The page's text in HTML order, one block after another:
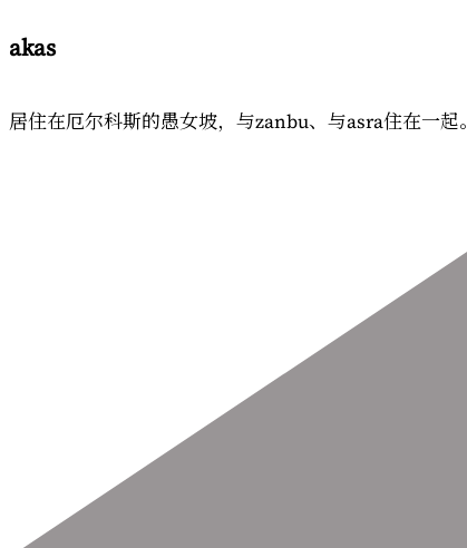
akas
居住在厄尔科斯的愚女坡，与zanbu、与asra住在一起。